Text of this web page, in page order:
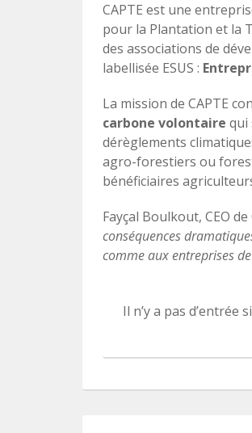
CAPTE est une
pour la Plantation et la
des associations de
labellisée ESUS :
La mission de CAPTE
carbone volontaire qui
dérèglements
agro-forestiers ou
bénéficiaires
Fayçal Boulkout, CEO de
conséquences
comme aux entreprises
Il n’y a pas d’entrée